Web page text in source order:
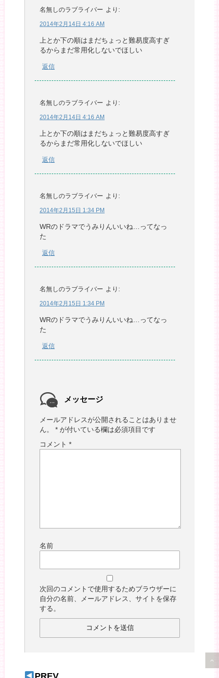
名無しのラブライバー より:
2014年2月14日 4:16 AM
上とか下の順はまだちょっと難易度高すぎ
るからまだ常用化しないでほしい
返信
名無しのラブライバー より:
2014年2月14日 4:16 AM
上とか下の順はまだちょっと難易度高すぎ
るからまだ常用化しないでほしい
返信
名無しのラブライバー より:
2014年2月15日 1:34 PM
WRのドラマでうみりんいいね…ってなっ
た
返信
名無しのラブライバー より:
2014年2月15日 1:34 PM
WRのドラマでうみりんいいね…ってなっ
た
返信
メッセージ
メールアドレスが公開されることはありませ
ん。
* が付いている欄は必須項目です
コメント *
名前
次回のコメントで使用するためブラウザーに
自分の名前、メールアドレス、サイトを保存
する。